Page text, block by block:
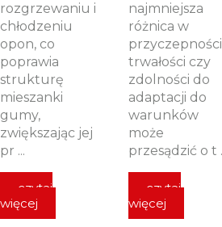
rozgrzewaniu i
chłodzeniu
opon, co
poprawia
strukturę
mieszanki
gumy,
zwiększając jej
pr ...
czytaj
więcej
najmniejsza
różnica w
trwałości czy
zdolności do
adaptacji do
warunków
może
przesądzić o t
czytaj
więcej